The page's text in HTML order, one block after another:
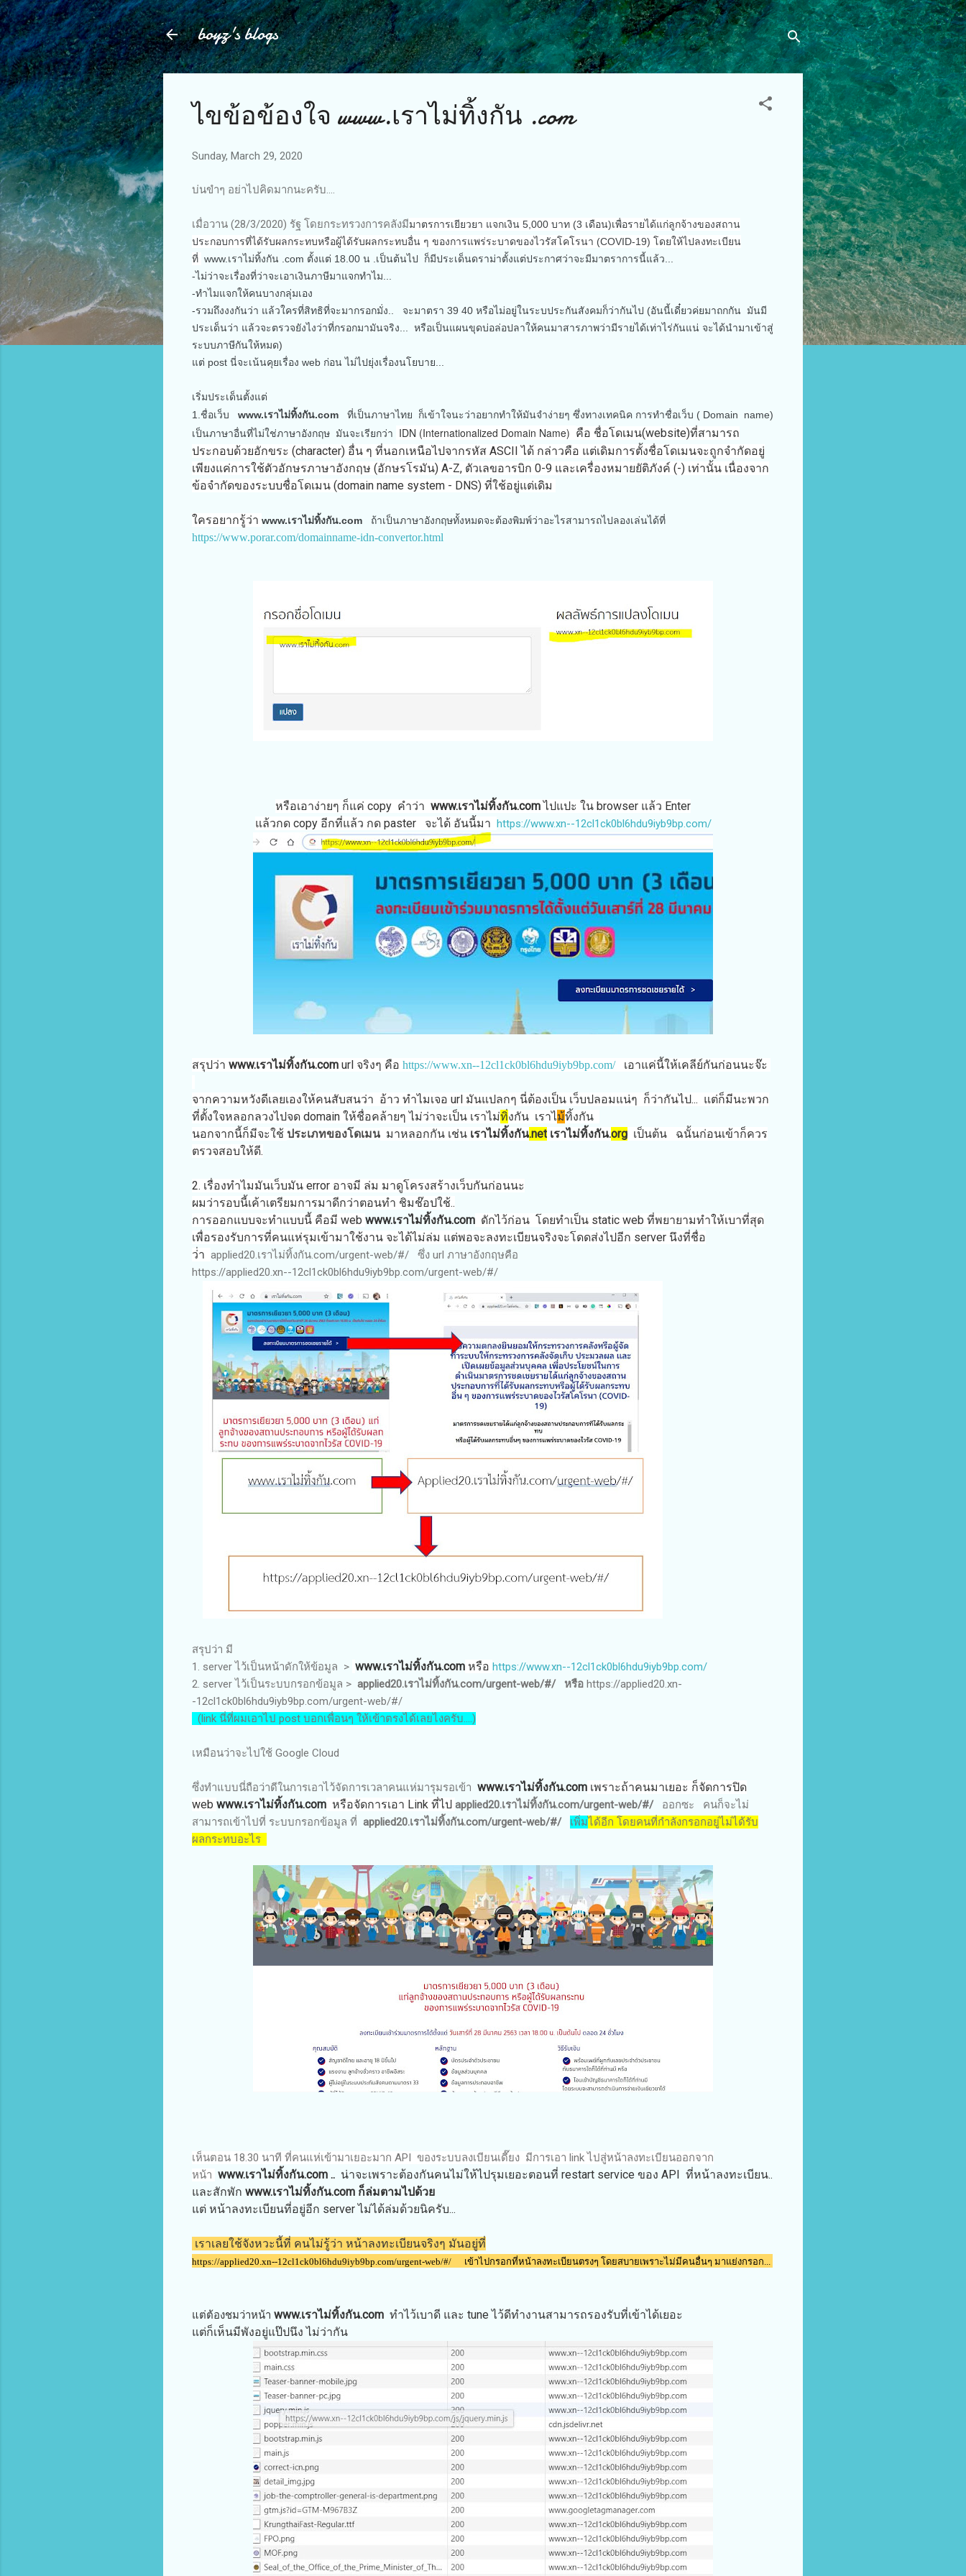
Skip to main content
boyz's blogs
ไขข้อข้องใจ www.เราไม่ทิ้งกัน .com
Sunday, March 29, 2020
บ่นขำๆ อย่าไปคิดมากนะครับ....
เมื่อวาน (28/3/2020) รัฐ โดยกระทรวงการคลังมีมาตรการเยียวยา แจกเงิน 5,000 บาท (3 เดือน)เพื่อรายได้แก่ลูกจ้างของสถาน
ประกอบการที่ได้รับผลกระทบหรือผู้ได้รับผลกระทบอื่น ๆ ของการแพร่ระบาดของไวรัสโคโรนา (COVID-19) โดยให้ไปลงทะเบียน
ที่ www.เราไม่ทิ้งกัน .com ตั้งแต่ 18.00 น .เป็นต้นไป ก็มีประเด็นดราม่าตั้งแต่ประกาศว่าจะมีมาตราการนี้แล้ว...
-ไม่ว่าจะเรื่องที่ว่าจะเอาเงินภาษีมาแจกทำไม...
-ทำไมแจกให้คนบางกลุ่มเอง
-รวมถึงงงกันว่า แล้วใครที่สิทธิที่จะมากรอกมั่ง.. จะมาตรา 39 40 หรือไม่อยู่ในระบประกันสังคมก็ว่ากันไป (อันนี้เดี๋ยวค่ยมาถกกัน มันมี
ประเด็นว่า แล้วจะตรวจยังไงว่าที่กรอกมามันจริง... หรือเป็นแผนขุดบ่อล่อปลาให้คนมาสารภาพว่ามีรายได้เท่าไร่กันแน่ จะได้นำมาเข้าสู่
ระบบภาษีกันให้หมด)
แต่ post นี่จะเน้นคุยเรื่อง web ก่อน ไม่ไปยุ่งเรื่องนโยบาย...
เริ่มประเด็นตั้งแต่
1.ชื่อเว็บ
www.เราไม่ทิ้งกัน.com
ที่เป็นภาษาไทย ก็เข้าใจนะว่าอยากทำให้มันจำง่ายๆ ซึ่งทางเทคนิค การทำชื่อเว็บ ( Domain name)
เป็นภาษาอื่นที่ไม่ใช่ภาษาอังกฤษ มันจะเรียกว่า
IDN (Internationalized Domain Name) คือ ชื่อโดเมน(website)ที่สามารถ
ประกอบด้วยอักขระ (character) อื่น ๆ ที่นอกเหนือไปจากรหัส ASCII ได้ กล่าวคือ แต่เดิมการตั้งชื่อโดเมนจะถูกจำกัดอยู่
เพียงแค่การใช้ตัวอักษรภาษาอังกฤษ (อักษรโรมัน) A-Z, ตัวเลขอารบิก 0-9 และเครื่องหมายยัติภังค์ (-) เท่านั้น เนื่องจาก
ข้อจำกัดของระบบชื่อโดเมน (domain name system - DNS) ที่ใช้อยู่แต่เดิม
ใครอยากรู้ว่า www.เราไม่ทิ้งกัน.com ถ้าเป็นภาษาอังกฤษทั้งหมดจะต้องพิมพ์ว่าอะไรสามารถไปลองเล่นได้ที่
https://www.porar.com/domainname-idn-convertor.html
หรือเอาง่ายๆ ก็แค่ copy คำว่า www.เราไม่ทิ้งกัน.comไปแปะ ใน browser แล้ว Enter
แล้วกด copy อีกที่แล้ว กด paster จะได้ อันนี้มา https://www.xn--12cl1ck0bl6hdu9iyb9bp.com/
สรุปว่า www.เราไม่ทิ้งกัน.com url จริงๆ คือ https://www.xn--12cl1ck0bl6hdu9iyb9bp.com/เอาแค่นี้ให้เคลีย์กันก่อนนะจ๊ะ
จากความหวังดีเลยเองให้คนสับสนว่า อ้าว ทำไมเจอ url มันแปลกๆ นี่ต้องเป็น เว็บปลอมแน่ๆ ก็ว่ากันไป... แต่ก็มีนะพวก
ที่ตั้งใจหลอกลวงไปจด domain ให้ชื่อคล้ายๆ ไม่ว่าจะเป็น เราไม่ทิ่งกัน เราไม้ทิ้งกัน
นอกจากนี้ก็มีจะใช้ ประเภทของโดเมน มาหลอกกัน เช่น เราไม่ทิ้งกัน.net เราไม่ทิ้งกัน.org เป็นต้น ฉนั้นก่อนเข้าก็ควร
ตรวจสอบให้ดี.
2. เรื่องทำไมมันเว็บมัน error อาจมี ล่ม มาดูโครงสร้างเว็บกันก่อนนะ
ผมว่ารอบนี้เค้าเตรียมการมาดีกว่าตอนทำ ชิมช๊อปใช้..
การออกแบบจะทำแบบนี้ คือมี web www.เราไม่ทิ้งกัน.com ดักไว้ก่อน โดยทำเป็น static web ที่พยายามทำให้เบาที่สุด
เพื่อรองรับการที่คนแห่รุมเข้ามาใช้งาน จะได้ไม่ล่ม แต่พอจะลงทะเบียนจริงจะโดดส่งไปอีก server นึงที่ชื่อ
ว่่า applied20. เราไม่ทิ้งกัน.com/urgent-web/#/ ซึ่ง url ภาษาอังกฤษคือ
https://applied20.xn--12cl1ck0bl6hdu9iyb9bp.com/urgent-web/#/
สรุปว่า มี
1. server ไว้เป็นหน้าดักให้ข้อมูล > www.เราไม่ทิ้งกัน.com หรือ https://www.xn--12cl1ck0bl6hdu9iyb9bp.com/
2. server ไว้เป็นระบบกรอกข้อมูล > applied20.เราไม่ทิ้งกัน.com/urgent-web/#/ หรือ https://applied20.xn-
-12cl1ck0bl6hdu9iyb9bp.com/urgent-web/#/
(link นี่ที่ผมเอาไป post บอกเพื่อนๆ ให้เข้าตรงได้เลยไงครับ....)
เหมือนว่าจะไปใช้ Google Cloud
ซึ่งทำแบบนี่ถือว่าดีในการเอาไว้จัดการเวลาคนแห่มารุมรอเข้า www.เราไม่ทิ้งกัน.com เพราะถ้าคนมาเยอะ ก็จัดการปิด
web www.เราไม่ทิ้งกัน.com หรือจัดการเอา Link ที่ไป applied20.เราไม่ทิ้งกัน.com/urgent-web/#/ ออกซะ คนก็จะไม่
สามารถเข้าไปที่ ระบบกรอกข้อมูล ที่ applied20.เราไม่ทิ้งกัน.com/urgent-web/#/ เพิ่มได้อีก โดยคนที่กำลังกรอกอยู่ไม่ได้รับ
ผลกระทบอะไร
เห็นตอน 18.30 นาที ที่คนแห่เข้ามาเยอะมาก API ของระบบลงเบียนเดี๊ยง มีการเอา link ไปสู่หน้าลงทะเบียนออกจาก
หน้า www.เราไม่ทิ้งกัน.com .. น่าจะเพราะต้องกันคนไม่ให้ไปรุมเยอะตอนที่ restart service ของ API ที่หน้าลงทะเบียน..
และสักพัก www.เราไม่ทิ้งกัน.com ก็ล่มตามไปด้วย
แต่ หน้าลงทะเบียนที่อยู่อีก server ไม่ได้ล่มด้วยนิครับ...
เราเลยใช้จังหวะนี้ที่ คนไม่รู้ว่า หน้าลงทะเบียนจริงๆ มันอยู่ที่
https://applied20.xn--12cl1ck0bl6hdu9iyb9bp.com/urgent-web/#/ เข้าไปกรอกที่หน้าลงทะเบียนตรงๆ โดยสบายเพราะไม่มีคนอื่นๆ มาแย่งกรอก...
แต่ต้องชมว่าหน้า www.เราไม่ทิ้งกัน.com ทำไว้เบาดี และ tune ไว้ดีทำงานสามารถรองรับที่เข้าได้เยอะ
แต่ก็เห็นมีพังอยู่แป๊ปนึง ไม่ว่ากัน